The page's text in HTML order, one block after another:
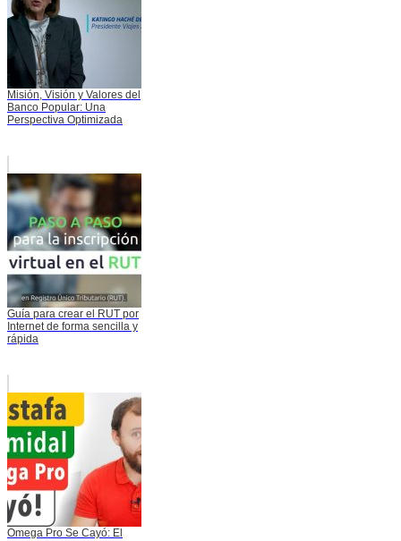
Misión, Visión y Valores del
Banco Popular: Una
Perspectiva Optimizada
Guía para crear el RUT por
Internet de forma sencilla y
rápida
Omega Pro Se Cayó: El